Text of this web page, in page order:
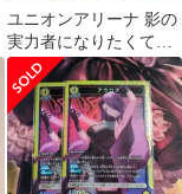
ユニオンアリーナ 影の
実力者になりたくて
アウロラ SR